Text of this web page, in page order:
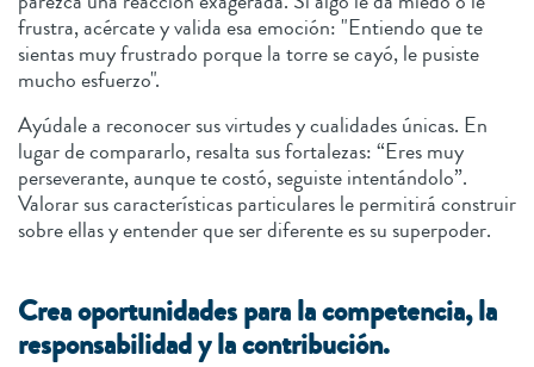
frustra, acércate y valida esa emoción: "Entiendo que te
sientas muy frustrado porque la torre se cayó, le pusiste
mucho esfuerzo".
Ayúdale a reconocer sus virtudes y cualidades únicas. En
lugar de compararlo, resalta sus fortalezas: “Eres muy
perseverante, aunque te costó, seguiste intentándolo”.
Valorar sus características particulares le permitirá construir
sobre ellas y entender que ser diferente es su superpoder.
Crea oportunidades para la competencia, la
responsabilidad y la contribución.